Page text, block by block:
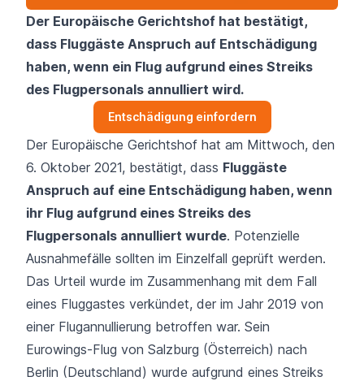
Der Europäische Gerichtshof hat bestätigt,
dass Fluggäste Anspruch auf Entschädigung
haben, wenn ein Flug aufgrund eines Streiks
des Flugpersonals annulliert wird.
Entschädigung einfordern
Der Europäische Gerichtshof hat am Mittwoch, den
6. Oktober 2021, bestätigt, dass Fluggäste
Anspruch auf eine Entschädigung haben, wenn
ihr Flug aufgrund eines Streiks des
Flugpersonals annulliert wurde. Potenzielle
Ausnahmefälle sollten im Einzelfall geprüft werden.
Das Urteil wurde im Zusammenhang mit dem Fall
eines Fluggastes verkündet, der im Jahr 2019 von
einer Flugannullierung betroffen war. Sein
Eurowings-Flug von Salzburg (Österreich) nach
Berlin (Deutschland) wurde aufgrund eines Streiks